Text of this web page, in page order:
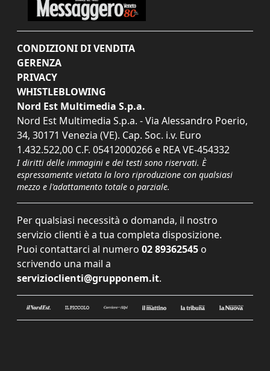
CONDIZIONI DI VENDITA
GERENZA
PRIVACY
WHISTLEBLOWING
Nord Est Multimedia S.p.a.
Nord Est Multimedia S.p.a. - Via Alessandro Poerio,
34, 30171 Venezia (VE). Cap. Soc. i.v. Euro
1.432.522,00 C.F. 05412000266 e REA VE-454332
I diritti delle immagini e dei testi sono riservati. È
espressamente vietata la loro riproduzione con qualsiasi
mezzo e l'adattamento totale o parziale.
Per qualsiasi necessità o domanda, il nostro
servizio clienti è a tua completa disposizione.
Puoi contattarci al numero 02 89362545 o
scrivendo una mail a
servizioclienti@grupponem.it.